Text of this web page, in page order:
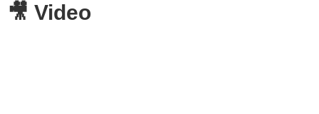
🎥 Video